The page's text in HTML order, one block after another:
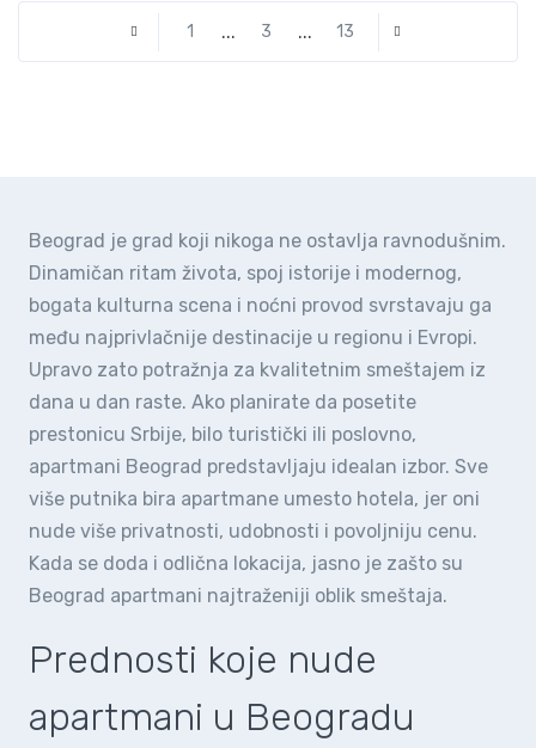
Previous
1 ... 3 ... 13 Next
Beograd je grad koji nikoga ne ostavlja ravnodušnim.
Dinamičan ritam života, spoj istorije i modernog,
bogata kulturna scena i noćni provod svrstavaju ga
među najprivlačnije destinacije u regionu i Evropi.
Upravo zato potražnja za kvalitetnim smeštajem iz
dana u dan raste. Ako planirate da posetite
prestonicu Srbije, bilo turistički ili poslovno,
apartmani Beograd predstavljaju idealan izbor. Sve
više putnika bira apartmane umesto hotela, jer oni
nude više privatnosti, udobnosti i povoljniju cenu.
Kada se doda i odlična lokacija, jasno je zašto su
Beograd apartmani najtraženiji oblik smeštaja.
Prednosti koje nude
apartmani u Beogradu